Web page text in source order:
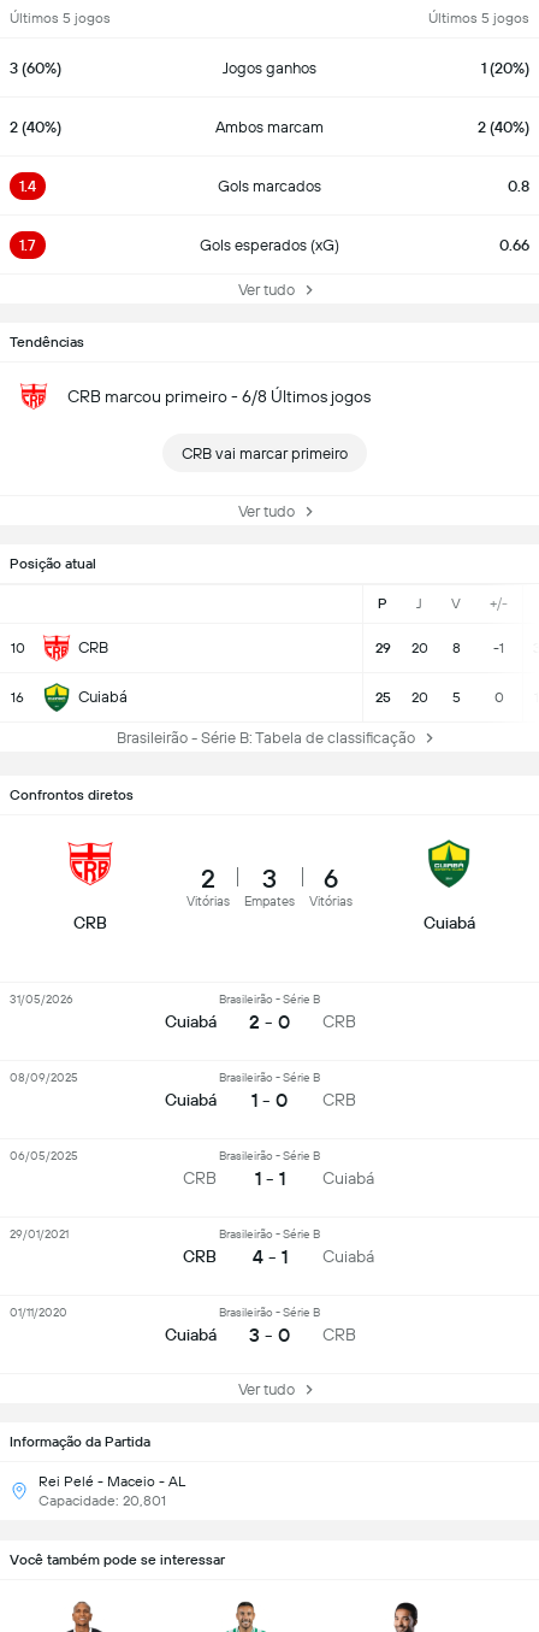
Últimos 5 jogos Últimos 5 jogos
3 (60%) Jogos ganhos 1 (20%)
2 (40%) Ambos marcam 2 (40%)
1.4 Gols marcados 0.8
1.7 Gols esperados (xG) 0.66
Ver tudo
Tendências
CRB marcou primeiro - 6/8 Últimos jogos
CRB vai marcar primeiro
Ver tudo
Posição atual
P J V +/-
10 CRB 29 20 8 -1
16 Cuiabá 25 20 5 0
Brasileirão - Série B: Tabela de classificação
Informação da Partida
Rei Pelé - Maceio - AL
Capacidade: 20,801
Confrontos diretos
CRB
2
Vitórias
3
Empates
6
Vitórias
Cuiabá
Cuiabá
Brasileirão - Série B
2 - 0 CRB
31/05/2026
Cuiabá
Brasileirão - Série B
1 - 0 CRB
08/09/2025
CRB
Brasileirão - Série B
1 - 1 Cuiabá
06/05/2025
CRB
Brasileirão - Série B
4 - 1 Cuiabá
29/01/2021
Cuiabá
Brasileirão - Série B
3 - 0 CRB
01/11/2020
Ver tudo
Você também pode se interessar